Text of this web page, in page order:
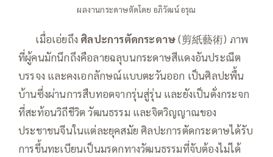
ผลงานกระดาษตัดโดย อภิวัฒน์ อรุณ
เมื่อเอ่ยถึง ศิลปะการตัดกระดาษ(剪紙藝術) ภาพ
ที่ผู้คนมักนึกถึงคือลายฉลุบนกระดาษสีแดงอันประณีต
บรรจง และคงเอกลักษณ์แบบตะวันออก เป็นศิลปะพื้น
บ้านซึ่งผ่านการสืบทอดจากรุ่นสู่รุ่น และยังเป็นดั่งกระจก
ที่สะท้อนวิถีชีวิต วัฒนธรรม และจิตวิญญาณของ
ประชาชนจีนในแต่ละยุคสมัย ศิลปะการตัดกระดาษได้รับ
การขึ้นทะเบียนเป็นมรดกทางวัฒนธรรมที่จับต้องไม่ได้